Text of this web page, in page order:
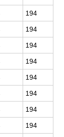
194
194
194
194
194
194
194
194